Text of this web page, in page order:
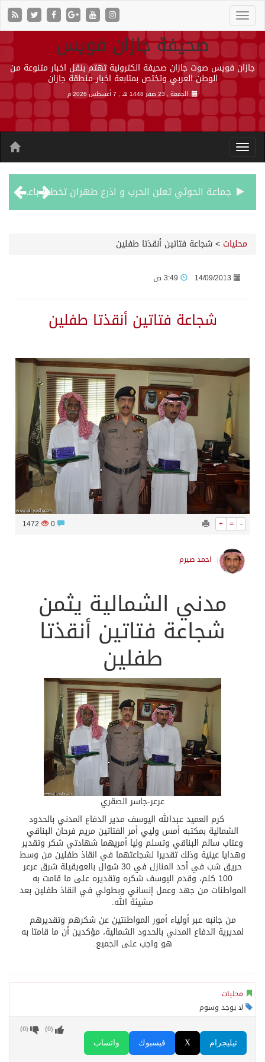
صحيفة جازان فويس
جازان فويس صوت جازان صحيفة الكترونية تهتم بنقل اخبار متنوعة من
الوطن العربي وتختص بمتابعة اخبار منطقة جازان
الجمعة , 23 صفر 1448 هـ , 7 أغسطس 2026 م
جماعة الحوثي تعلن الحرب و اذرع طهران تخطط باعمال ارهابية واسعة تطال دول الشرق الاوسط
التحالف: إصابة (11) مدنياً في نجران نتيجة اعتداءات حوثية إرهابية
حالة الطقس المتوقعة اليوم في المملكة
إجتماع المكتب التعريفي للمتقاعدين بالصوارمة-مركز الحكامية
محليات > شجاعة فتاتين أنقذتا طفلين
14/09/2013
شجاعة فتاتين أنقذتا طفلين
+ = -
1472
احمد صيرم
مدني الشمالية يثمن
شجاعة فتاتين أنقذتا
طفلين
عرعر-جاسر الصقري
كرم العميد عبدالله اليوسف مدير الدفاع المدني بالحدود
الشمالية بمكتبه أمس وليي أمر الفتاتين مريم فرحان البناقي
وعتاب سالم البناقي وتسلم وليا أمريهما شهادتي شكر وتقدير
وهدايا عينية وذلك تقديرا لشجاعتهما في انقاذ طفلين من وسط
حريق شب في أحد المنازل في 30 شوال بالعويقيلة شرق عرعر
100 كلم، وقدم اليوسف شكره وتقديره على ما قامت به
المواطنات من جهد وعمل إنساني وبطولي في انقاذ طفلين بعد
مشيئة الله.
من جانبه عبر أولياء أمور المواطنتين عن شكرهم وتقديرهم
لمديرية الدفاع المدني بالحدود الشمالية، مؤكدين أن ما قامتا به
هو واجب على الجميع.
محليات
لا يوجد وسوم
واتساب فيسبوك X تيليجرام
(
0
) (
0
)